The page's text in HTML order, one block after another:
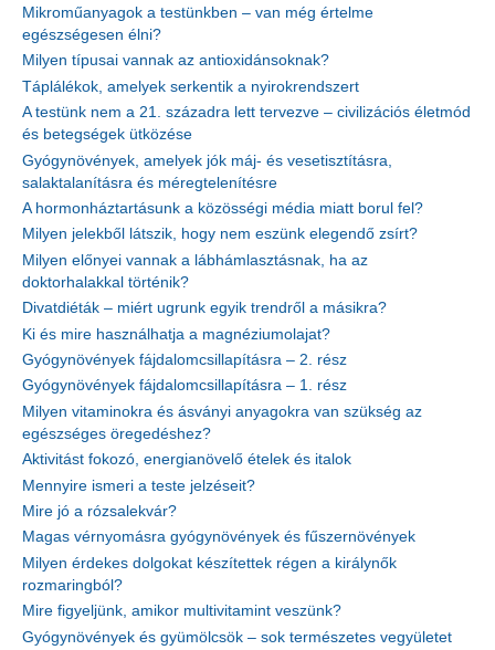
Mikroműanyagok a testünkben – van még értelme
egészségesen élni?
Milyen típusai vannak az antioxidánsoknak?
Táplálékok, amelyek serkentik a nyirokrendszert
A testünk nem a 21. századra lett tervezve – civilizációs életmód
és betegségek ütközése
Gyógynövények, amelyek jók máj- és vesetisztításra,
salaktalanításra és méregtelenítésre
A hormonháztartásunk a közösségi média miatt borul fel?
Milyen jelekből látszik, hogy nem eszünk elegendő zsírt?
Milyen előnyei vannak a lábhámlasztásnak, ha az
doktorhalakkal történik?
Divatdiéták – miért ugrunk egyik trendről a másikra?
Ki és mire használhatja a magnéziumolajat?
Gyógynövények fájdalomcsillapításra – 2. rész
Gyógynövények fájdalomcsillapításra – 1. rész
Milyen vitaminokra és ásványi anyagokra van szükség az
egészséges öregedéshez?
Aktivitást fokozó, energianövelő ételek és italok
Mennyire ismeri a teste jelzéseit?
Mire jó a rózsalekvár?
Magas vérnyomásra gyógynövények és fűszernövények
Milyen érdekes dolgokat készítettek régen a királynők
rozmaringból?
Mire figyeljünk, amikor multivitamint veszünk?
Gyógynövények és gyümölcsök – sok természetes vegyületet